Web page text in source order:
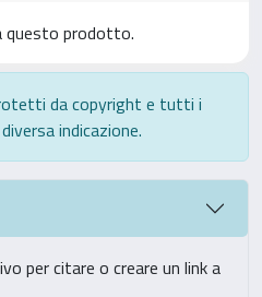
questo prodotto.
da copyright e tutti i
indicazione.
per citare o creare un link a